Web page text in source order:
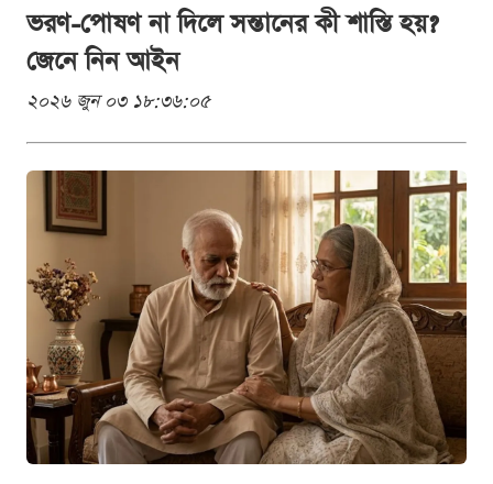
ভরণ-পোষণ না দিলে সন্তানের কী শাস্তি হয়?
জেনে নিন আইন
২০২৬ জুন ০৩ ১৮:৩৬:০৫